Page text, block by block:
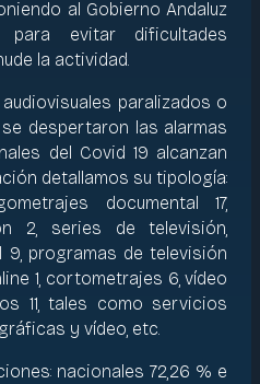
al Gobierno Andaluz
para evitar dificultades
la actividad.
paralizados o
despertaron las alarmas
del Covid 19 alcanzan
detallamos su tipología:
documental 17,
2, series de televisión,
9, programas de televisión
1, cortometrajes 6, vídeo
11, tales como servicios
y vídeo, etc.
nacionales 72,26 % e